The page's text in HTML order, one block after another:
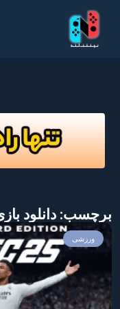
برچسب: دانلود بازی ایی
ورزشی